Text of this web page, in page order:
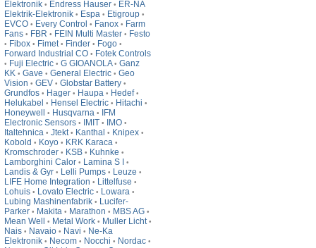
Elektronik • Endress Hauser • ER-NA
Elektrik-Elektronik • Espa • Etigroup •
EVCO • Every Control • Fanox • Farm
Fans • FBR • FEIN Multi Master • Festo
• Fibox • Fimet • Finder • Fogo •
Forward Industrial CO • Fotek Controls
• Fuji Electric • G GIOANOLA • Ganz
KK • Gave • General Electric • Geo
Vision • GEV • Globstar Battery •
Grundfos • Hager • Haupa • Hedef •
Helukabel • Hensel Electric • Hitachi •
Honeywell • Husqvarna •
IFM
Electronic Sensors • IMIT • IMO •
Italtehnica • Jtekt • Kanthal • Knipex •
Kobold • Koyo • KRK Karaca •
Kromschroder • KSB • Kuhnke •
Lamborghini Calor • Lamina S I •
Landis & Gyr • Lelli Pumps • Leuze •
LIFE Home Integration • Littelfuse •
Lohuis • Lovato Electric • Lowara •
Lubing Mashinenfabrik • Lucifer-
Parker • Makita • Marathon • MBS AG •
Mean Well • Metal Work • Muller Licht •
Nais • Navaio • Navi • Ne-Ka
Elektronik • Necom • Nocchi • Nordac •